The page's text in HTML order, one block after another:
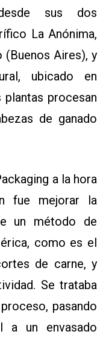
sus dos
La Anónima,
(Buenos Aires), y
ubicado en
plantas procesan
de ganado
a la hora
fue mejorar la
un método de
como es el
de carne, y
Se trataba
pasando
a un envasado